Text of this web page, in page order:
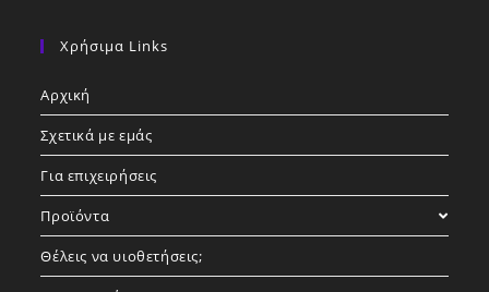
in
new
in
Χρήσιμα Links
Αρχική
Σχετικά με εμάς
Για επιχειρήσεις
Προϊόντα
Θέλεις να υιοθετήσεις;